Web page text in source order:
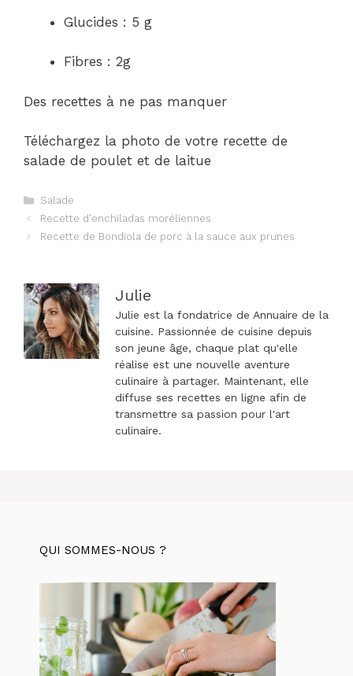
Glucides : 5 g
Fibres : 2g
Des recettes à ne pas manquer
Téléchargez la photo de votre recette de
salade de poulet et de laitue
Catégories
Salade
Navigation
des
Recette d'enchiladas moréliennes
Recette de Bondiola de porc à la sauce aux prunes
Julie
Julie est la fondatrice de Annuaire de la
cuisine. Passionnée de cuisine depuis
son jeune âge, chaque plat qu'elle
réalise est une nouvelle aventure
culinaire à partager. Maintenant, elle
diffuse ses recettes en ligne afin de
transmettre sa passion pour l'art
culinaire.
QUI SOMMES-NOUS ?